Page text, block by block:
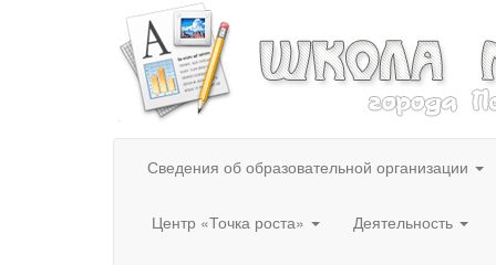
Сведения об образовательной организации
Центр «Точка роста» Деятельность